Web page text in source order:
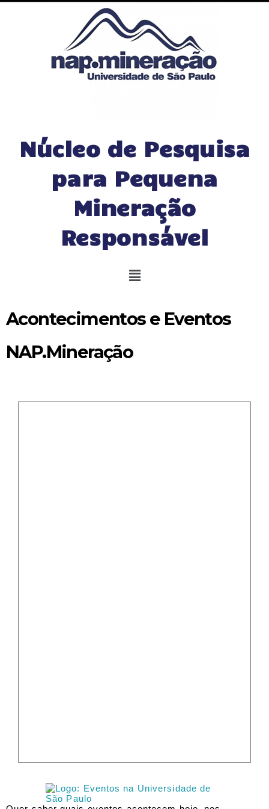
Núcleo de Pesquisa
para Pequena
Mineração
Responsável
Acontecimentos e Eventos
NAP.Mineração